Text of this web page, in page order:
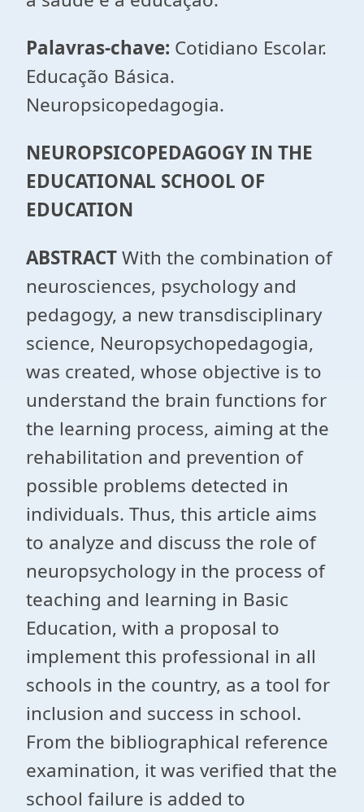
Palavras-chave: Cotidiano Escolar.
Educação Básica.
Neuropsicopedagogia.
NEUROPSICOPEDAGOGY IN THE
EDUCATIONAL SCHOOL OF
EDUCATION
ABSTRACTWith the combination of
neurosciences, psychology and
pedagogy, a new transdisciplinary
science, Neuropsychopedagogia,
was created, whose objective is to
understand the brain functions for
the learning process, aiming at the
rehabilitation and prevention of
possible problems detected in
individuals. Thus, this article aims
to analyze and discuss the role of
neuropsychology in the process of
teaching and learning in Basic
Education, with a proposal to
implement this professional in all
schools in the country, as a tool for
inclusion and success in school.
From the bibliographical reference
examination, it was verified that the
school failure is added to